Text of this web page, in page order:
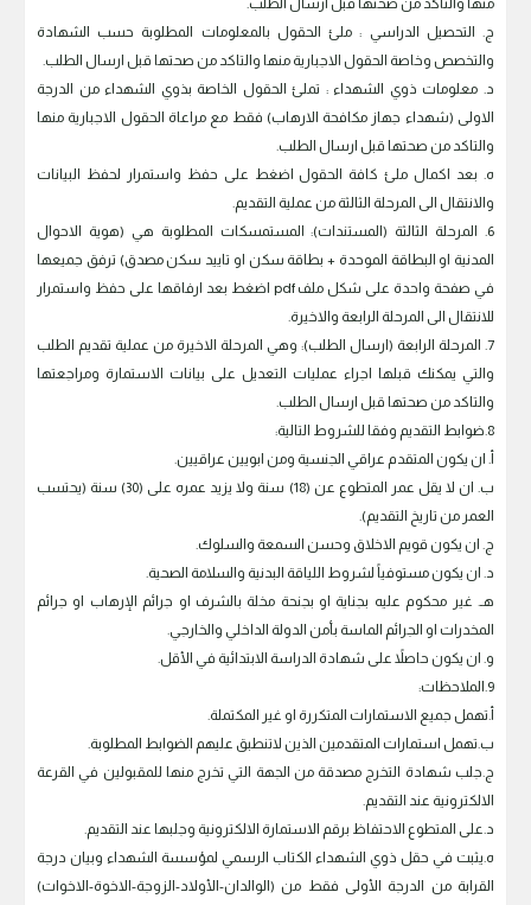
منها والتاكد من صحتها قبل ارسال الطلب.
‌ج. التحصيل الدراسي : ملئ الحقول بالمعلومات المطلوبة حسب الشهادة
والتخصص وخاصة الحقول الاجبارية منها والتاكد من صحتها قبل ارسال الطلب.
‌د. معلومات ذوي الشهداء : تملئ الحقول الخاصة بذوي الشهداء من الدرجة
الاولى (شهداء جهاز مكافحة الارهاب) فقط مع مراعاة الحقول الاجبارية منها
والتاكد من صحتها قبل ارسال الطلب.
‌ه. بعد اكمال ملئ كافة الحقول اضغط على حفظ واستمرار لحفظ البيانات
والانتقال الى المرحلة الثالثة من عملية التقديم.
6. المرحلة الثالثة (المستندات): المستمسكات المطلوبة هي (هوية الاحوال
المدنية او البطاقة الموحدة + بطاقة سكن او تاييد سكن مصدق) ترفق جميعها
في صفحة واحدة على شكل ملف pdf اضغط بعد ارفاقها على حفظ واستمرار
للانتقال الى المرحلة الرابعة والاخيرة.
7. المرحلة الرابعة (ارسال الطلب): وهي المرحلة الاخيرة من عملية تقديم الطلب
والتي يمكنك قبلها اجراء عمليات التعديل على بيانات الاستمارة ومراجعتها
والتاكد من صحتها قبل ارسال الطلب.
8.ضوابط التقديم وفقا للشروط التالية:
أ. ان يكون المتقدم عراقي الجنسية ومن ابويين عراقيين.
ب. ان لا يقل عمر المتطوع عن (18) سنة ولا يزيد عمره على (30) سنة (يحتسب
العمر من تاريخ التقديم).
ج. ان يكون قويم الاخلاق وحسن السمعة والسلوك.
د. ان يكون مستوفياً لشروط اللياقة البدنية والسلامة الصحية.
هـ. غير محكوم عليه بجناية او بجنحة مخلة بالشرف او جرائم الإرهاب او جرائم
المخدرات او الجرائم الماسة بأمن الدولة الداخلي والخارجي.
و. ان يكون حاصلاً على شهادة الدراسة الابتدائية في الأقل.
9.الملاحظات:
‌أ.تهمل جميع الاستمارات المتكررة او غير المكتملة.
‌ب.تهمل استمارات المتقدمين الذين لاتنطبق عليهم الضوابط المطلوبة.
‌ج.جلب شهادة التخرج مصدقة من الجهة التي تخرج منها للمقبولين في القرعة
الالكترونية عند التقديم.
‌د.على المتطوع الاحتفاظ برقم الاستمارة الالكترونية وجلبها عند التقديم.
‌ه.يثبت في حقل ذوي الشهداء الكتاب الرسمي لمؤسسة الشهداء وبيان درجة
القرابة من الدرجة الأولى فقط من (الوالدان-الأولاد-الزوجة-الاخوة-الاخوات)